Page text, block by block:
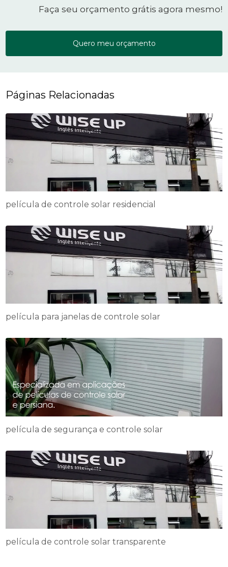
Faça seu orçamento grátis agora mesmo!
Quero meu orçamento
Páginas Relacionadas
película de controle solar residencial
película para janelas de controle solar
película de segurança e controle solar
película de controle solar transparente